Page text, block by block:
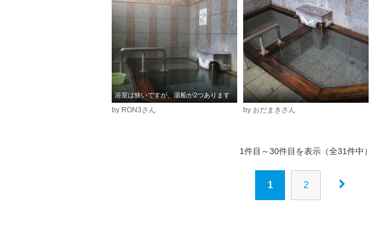
浴室は狭いですが、湯船が2つあります
by RON3さん by おだまきさん
1件目～30件目を表示（全31件中）
1 2